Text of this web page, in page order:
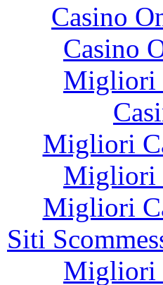
Casino
Casino
Migliori
Migliori
Migliori
Migliori
Siti
Migliori